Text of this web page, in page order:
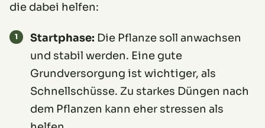
die dabei helfen:
Startphase: Die Pflanze soll anwachsen
und stabil werden. Eine gute
Grundversorgung ist wichtiger, als
Schnellschüsse. Zu starkes Düngen nach
dem Pflanzen kann eher stressen als